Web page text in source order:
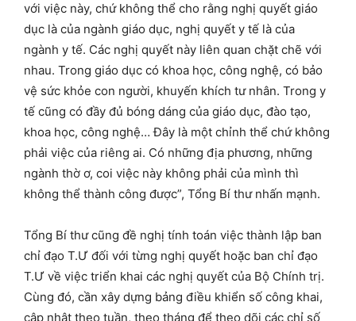
với việc này, chứ không thể cho rằng nghị quyết giáo
dục là của ngành giáo dục, nghị quyết y tế là của
ngành y tế. Các nghị quyết này liên quan chặt chẽ với
nhau. Trong giáo dục có khoa học, công nghệ, có bảo
vệ sức khỏe con người, khuyến khích tư nhân. Trong y
tế cũng có đầy đủ bóng dáng của giáo dục, đào tạo,
khoa học, công nghệ… Đây là một chỉnh thể chứ không
phải việc của riêng ai. Có những địa phương, những
ngành thờ ơ, coi việc này không phải của mình thì
không thể thành công được”, Tổng Bí thư nhấn mạnh.
Tổng Bí thư cũng đề nghị tính toán việc thành lập ban
chỉ đạo T.Ư đối với từng nghị quyết hoặc ban chỉ đạo
T.Ư về việc triển khai các nghị quyết của Bộ Chính trị.
Cùng đó, cần xây dựng bảng điều khiển số công khai,
cập nhật theo tuần, theo tháng để theo dõi các chỉ số